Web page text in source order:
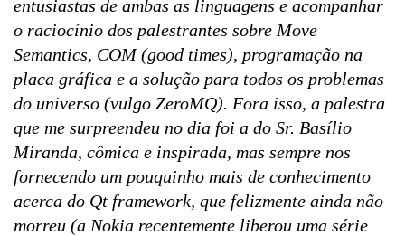
entusiastas de ambas as linguagens e acompanhar
o raciocínio dos palestrantes sobre Move
Semantics, COM (good times), programação na
placa gráfica e a solução para todos os problemas
do universo (vulgo ZeroMQ). Fora isso, a palestra
que me surpreendeu no dia foi a do Sr. Basílio
Miranda, cômica e inspirada, mas sempre nos
fornecendo um pouquinho mais de conhecimento
acerca do Qt framework, que felizmente ainda não
morreu (a Nokia recentemente liberou uma série